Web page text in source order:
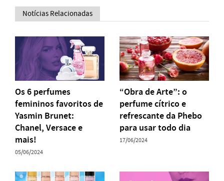
Notícias Relacionadas
Os 6 perfumes
femininos favoritos de
Yasmin Brunet:
Chanel, Versace e
mais!
05/06/2024
“Obra de Arte”: o
perfume cítrico e
refrescante da Phebo
para usar todo dia
17/06/2024